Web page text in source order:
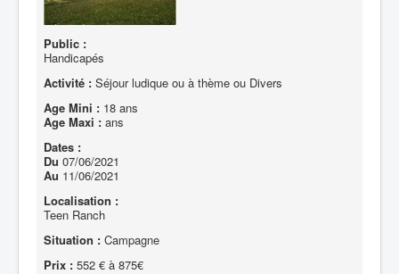
Public :
Handicapés
Activité : Séjour ludique ou à thème ou Divers
Age Mini : 18 ans
Age Maxi : ans
Dates :
Du 07/06/2021
Au 11/06/2021
Localisation :
Teen Ranch
Situation : Campagne
Prix : 552 € à 875€